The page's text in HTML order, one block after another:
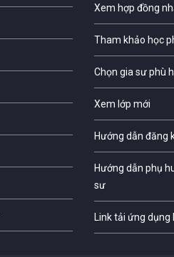
Xem hợp đồng
Tham khảo học
Chọn gia sư phù
Xem lớp mới
Hướng dẫn đăng
Hướng dẫn phụ
sư
Link tải ứng